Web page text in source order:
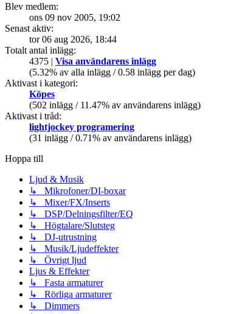
Blev medlem:
ons 09 nov 2005, 19:02
Senast aktiv:
tor 06 aug 2026, 18:44
Totalt antal inlägg:
4375 | Visa användarens inlägg
(5.32% av alla inlägg / 0.58 inlägg per dag)
Aktivast i kategori:
Köpes
(502 inlägg / 11.47% av användarens inlägg)
Aktivast i tråd:
lightjockey programering
(31 inlägg / 0.71% av användarens inlägg)
Hoppa till
Ljud & Musik
↳ Mikrofoner/DI-boxar
↳ Mixer/FX/Inserts
↳ DSP/Delningsfilter/EQ
↳ Högtalare/Slutsteg
↳ DJ-utrustning
↳ Musik/Ljudeffekter
↳ Övrigt ljud
Ljus & Effekter
↳ Fasta armaturer
↳ Rörliga armaturer
↳ Dimmers